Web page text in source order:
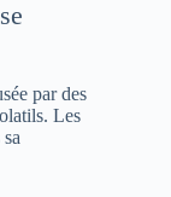
par des
Les